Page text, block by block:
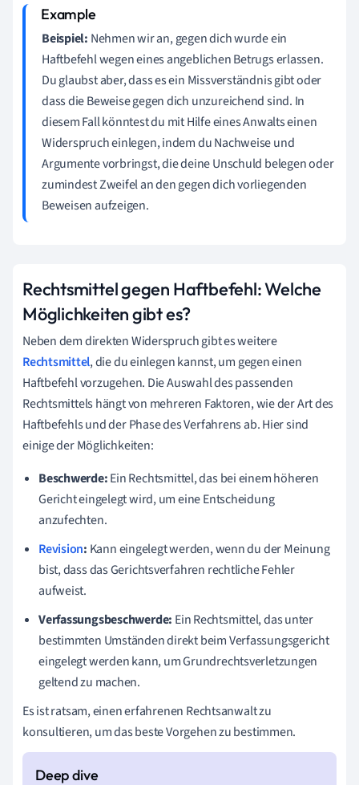
Beispiel: Nehmen wir an, gegen dich wurde ein
Haftbefehl wegen eines angeblichen Betrugs erlassen.
Du glaubst aber, dass es ein Missverständnis gibt oder
dass die Beweise gegen dich unzureichend sind. In
diesem Fall könntest du mit Hilfe eines Anwalts einen
Widerspruch einlegen, indem du Nachweise und
Argumente vorbringst, die deine Unschuld belegen oder
zumindest Zweifel an den gegen dich vorliegenden
Beweisen aufzeigen.
Rechtsmittel gegen Haftbefehl: Welche
Möglichkeiten gibt es?
Neben dem direkten Widerspruch gibt es weitere
Rechtsmittel, die du einlegen kannst, um gegen einen
Haftbefehl vorzugehen. Die Auswahl des passenden
Rechtsmittels hängt von mehreren Faktoren, wie der Art des
Haftbefehls und der Phase des Verfahrens ab. Hier sind
einige der Möglichkeiten:
Beschwerde:Ein Rechtsmittel, das bei einem höheren
Gericht eingelegt wird, um eine Entscheidung
anzufechten.
Revision: Kann eingelegt werden, wenn du der Meinung
bist, dass das Gerichtsverfahren rechtliche Fehler
aufweist.
Verfassungsbeschwerde: Ein Rechtsmittel, das unter
bestimmten Umständen direkt beim Verfassungsgericht
eingelegt werden kann, um Grundrechtsverletzungen
geltend zu machen.
Es ist ratsam, einen erfahrenen Rechtsanwalt zu
konsultieren, um das beste Vorgehen zu bestimmen.